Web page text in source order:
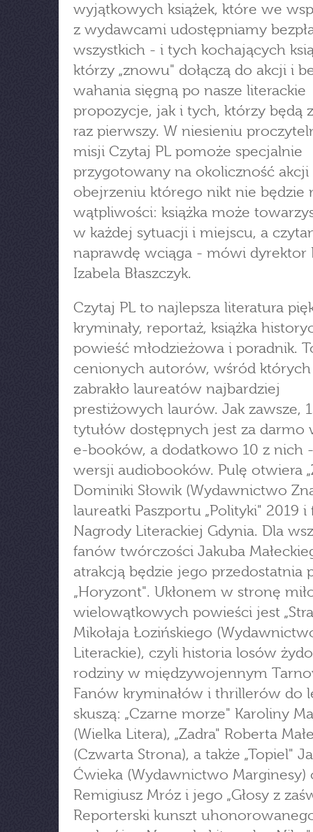
wyjątkowych książek, które we
z wydawcami udostępniamy
wszystkich - i tych kochających
którzy „znowu" dołączą do akcji i
wahania sięgną po nasze literackie
propozycje, jak i tych, którzy będą
raz pierwszy. W niesieniu
misji Czytaj PL pomoże specjalnie
przygotowany na okoliczność akcji
obejrzeniu którego nikt nie będzie
wątpliwości: książka może
w każdej sytuacji i miejscu, a
naprawdę wciąga - mówi dyrektor
Izabela Błaszczyk.
Czytaj PL to najlepsza literatura
kryminały, reportaż, książka
powieść młodzieżowa i poradnik.
cenionych autorów, wśród
zabrakło laureatów najbardziej
prestiżowych laurów. Jak zawsze,
tytułów dostępnych jest za darmo
e-booków, a dodatkowo 10 z nich
wersji audiobooków. Pulę otwiera
Dominiki Słowik (Wydawnictwo
laureatki Paszportu „Polityki" 2019 i
Nagrody Literackiej Gdynia. Dla
fanów twórczości Jakuba
atrakcją będzie jego przedostatnia
„Horyzont". Ukłonem w stronę
wielowątkowych powieści jest
Mikołaja Łozińskiego
Literackie), czyli historia losów
rodziny w międzywojennym
Fanów kryminałów i thrillerów do
skuszą: „Czarne morze" Karoliny
(Wielka Litera), „Zadra" Roberta
(Czwarta Strona), a także „Topiel"
Ćwieka (Wydawnictwo Marginesy)
Remigiusz Mróz i jego „Głosy z
Reporterski kunszt